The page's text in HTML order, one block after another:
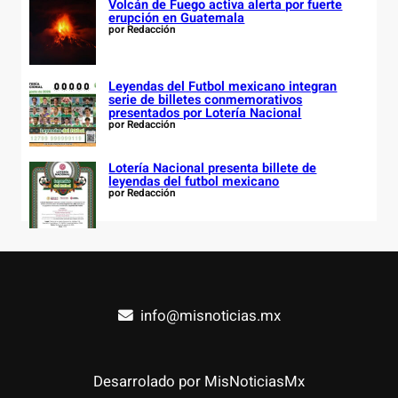
Volcán de Fuego activa alerta por fuerte
erupción en Guatemala
por Redacción
Leyendas del Futbol mexicano integran
serie de billetes conmemorativos
presentados por Lotería Nacional
por Redacción
Lotería Nacional presenta billete de
leyendas del futbol mexicano
por Redacción
info@misnoticias.mx
Desarrolado por MisNoticiasMx